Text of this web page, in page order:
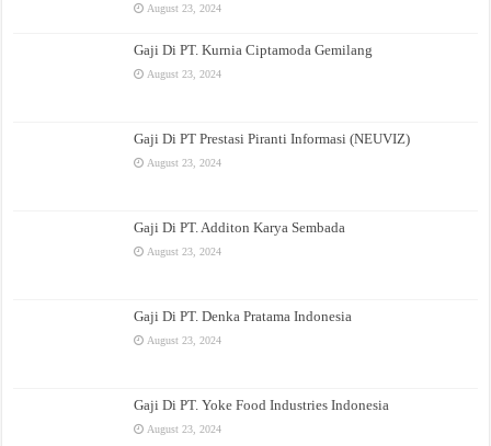
August 23, 2024
Gaji Di PT. Kurnia Ciptamoda Gemilang
August 23, 2024
Gaji Di PT Prestasi Piranti Informasi (NEUVIZ)
August 23, 2024
Gaji Di PT. Additon Karya Sembada
August 23, 2024
Gaji Di PT. Denka Pratama Indonesia
August 23, 2024
Gaji Di PT. Yoke Food Industries Indonesia
August 23, 2024